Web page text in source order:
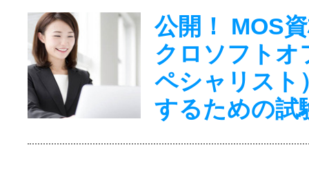
公開！ MOS
クロソフトオ
ペシャリスト
するための試